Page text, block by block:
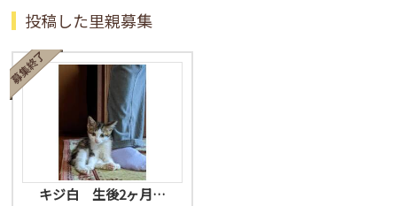
投稿した里親募集
キジ白 生後2ヶ月…